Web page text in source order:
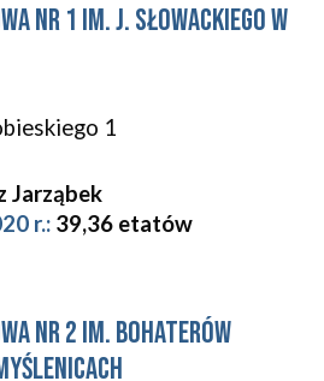
Nr 1 im. J. Słowackiego w
1
Jarząbek
r.: 39,36 etatów
Nr 2 im. Bohaterów